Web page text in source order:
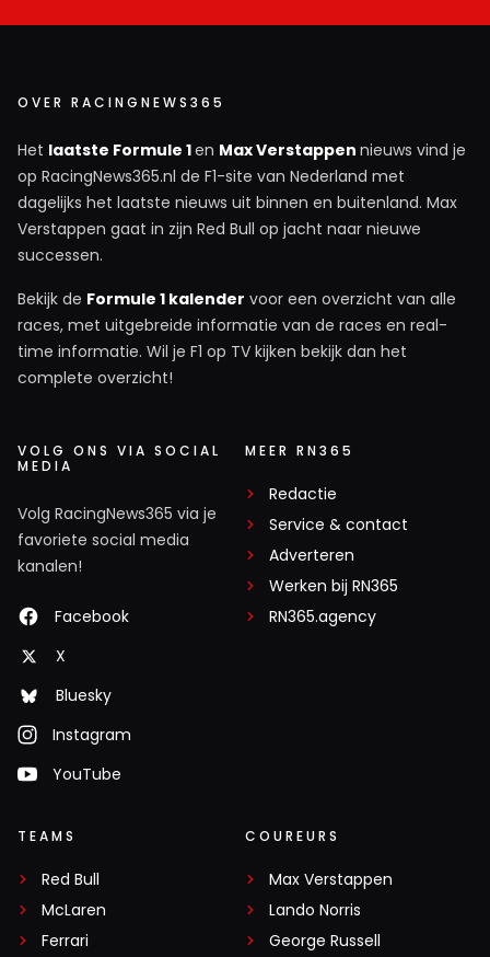
OVER RACINGNEWS365
Het laatste Formule 1en Max Verstappen nieuws vind je
op RacingNews365.nl de F1-site van Nederland met
dagelijks het laatste nieuws uit binnen en buitenland. Max
Verstappen gaat in zijn Red Bull op jacht naar nieuwe
successen.
Bekijk de Formule 1 kalender voor een overzicht van alle
races, met uitgebreide informatie van de races en real-
time informatie. Wil je F1 op TV kijken bekijk dan het
complete overzicht!
VOLG ONS VIA SOCIAL
MEDIA
Volg RacingNews365 via je
favoriete social media
kanalen!
Facebook
X
Bluesky
Instagram
YouTube
MEER RN365
Redactie
Service & contact
Adverteren
Werken bij RN365
RN365.agency
TEAMS
Red Bull
McLaren
Ferrari
COUREURS
Max Verstappen
Lando Norris
George Russell